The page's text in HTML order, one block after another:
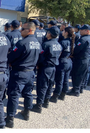
con estancias de
o apartados por
de la temporada,
de seguridad para